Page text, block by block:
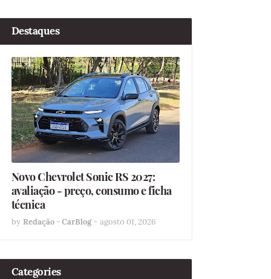
Destaques
Novo Chevrolet Sonic RS 2027:
avaliação - preço, consumo e ficha
técnica
by Redação - CarBlog - agosto 01, 2026
Categories